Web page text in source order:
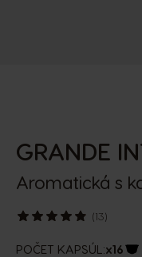
GRANDE
Aromatická s
(13)
POČET KAPSÚL:x16